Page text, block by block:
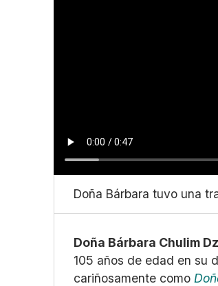
Doña Bárbara tuvo una
Doña Bárbara Chulim
105 años de edad en su
cariñosamente como